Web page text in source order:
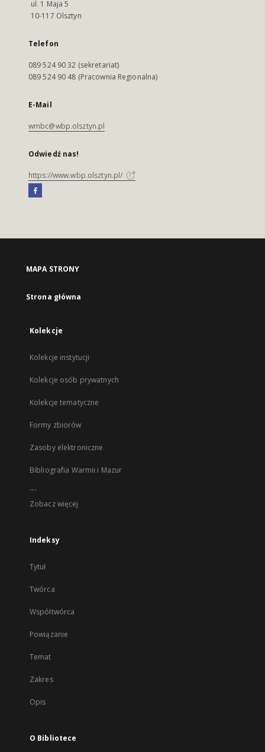
ul. 1 Maja 5
10-117 Olsztyn
Telefon
089 524 90 32 (sekretariat)
089 524 90 48 (Pracownia Regionalna)
E-Mail
wmbc@wbp.olsztyn.pl
Odwiedź nas!
https://www.wbp.olsztyn.pl/
MAPA STRONY
Strona główna
Kolekcje
Kolekcje instytucji
Kolekcje osób prywatnych
Kolekcje tematyczne
Formy zbiorów
Zasoby elektroniczne
Bibliografia Warmii i Mazur
...
Zobacz więcej
Indeksy
Tytuł
Twórca
Współtwórca
Powiązanie
Temat
Zakres
Opis
O Bibliotece